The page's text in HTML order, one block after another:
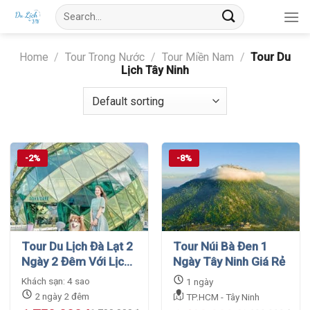
Skip
Search
for:
Home / Tour Trong Nước / Tour Miền Nam / Tour Du
Lịch Tây Ninh
-2%
Tour Du Lịch Đà Lạt 2
Ngày 2 Đêm Với Lịch
Trình Cực Hấp Dẫn
Khách sạn: 4 sao
2 ngày 2 đêm
-8%
Tour Núi Bà Đen 1
Ngày Tây Ninh Giá Rẻ
1 ngày
TP.HCM - Tây Ninh